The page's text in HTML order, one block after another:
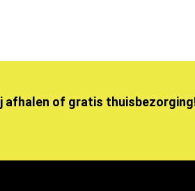
afhalen of gratis